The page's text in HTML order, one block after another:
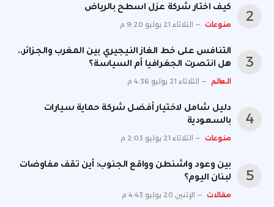
كيف اختار شركة عزل اسطح بالرياض
منوعات الثلاثاء 21 يوليو 9:20 م
التنافس على خط الغاز النيجيري بين المغرب والجزائر..
هل انتصرت الجغرافيا أم السياسة؟
العالم الثلاثاء 21 يوليو 4:36 م
دليل شامل لاختيار أفضل شركة حماية سيارات
بالسعودية
منوعات الثلاثاء 21 يوليو 2:03 م
بين وعود واشنطن وواقع الجنوب: أين تقف مفاوضات
لبنان اليوم؟
مقالات الإثنين 20 يوليو 4:43 م